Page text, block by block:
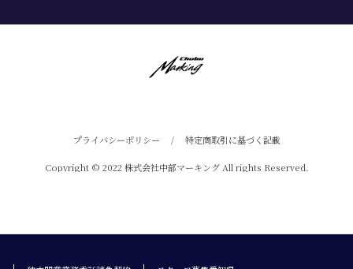
プライバシーポリシー / 特定商取引に基づく記載
Copyright © 2022 株式会社中部マーキング All rights Reserved.